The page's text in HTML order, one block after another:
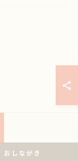
おしながき